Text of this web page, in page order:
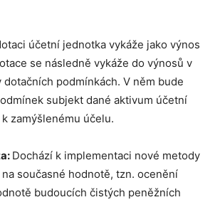
účetní jednotka vykáže jako výnos
se následně vykáže do výnosů v
podmínkách. V něm bude
subjekt dané aktivum účetní
zamýšlenému účelu.
Dochází k implementaci nové metody
současné hodnotě, tzn. ocenění
budoucích čistých peněžních